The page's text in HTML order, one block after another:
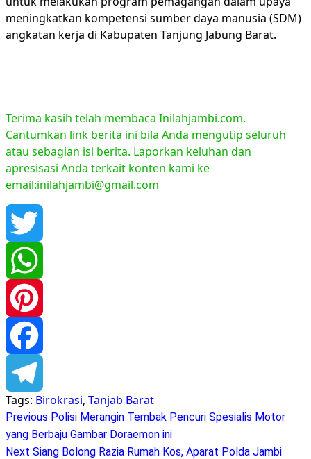
meningkatkan kompetensi sumber daya manusia (SDM)
angkatan kerja di Kabupaten Tanjung Jabung Barat.
Terima kasih telah membaca Inilahjambi.com.
Cantumkan link berita ini bila Anda mengutip seluruh
atau sebagian isi berita. Laporkan keluhan dan
apresisasi Anda terkait konten kami ke
email:inilahjambi@gmail.com
Twitter
WhatsApp
Pinterest
Facebook
Telegram
Tags: Birokrasi, Tanjab Barat
Continue
Reading
Previous Polisi Merangin Tembak Pencuri Spesialis Motor
yang Berbaju Gambar Doraemon ini
Next Siang Bolong Razia Rumah Kos, Aparat Polda Jambi